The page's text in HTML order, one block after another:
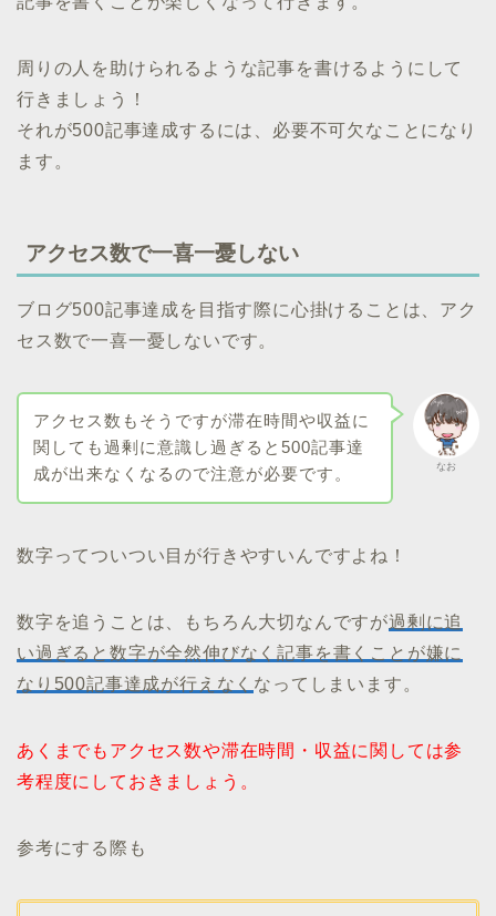
周りの人を助けられるような記事を書けるようにして
行きましょう！
それが500記事達成するには、必要不可欠なことになり
ます。
アクセス数で一喜一憂しない
ブログ500記事達成を目指す際に心掛けることは、アク
セス数で一喜一憂しないです。
なお
アクセス数もそうですが滞在時間や収益に
関しても過剰に意識し過ぎると500記事達
成が出来なくなるので注意が必要です。
数字ってついつい目が行きやすいんですよね！
数字を追うことは、もちろん大切なんですが過剰に追
い過ぎると数字が全然伸びなく記事を書くことが嫌に
なり500記事達成が行えなく なってしまいます。
あくまでもアクセス数や滞在時間・収益に関しては参
考程度にしておきましょう。
参考にする際も